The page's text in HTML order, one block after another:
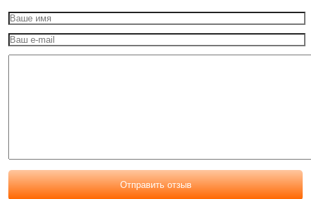
Отправить отзыв